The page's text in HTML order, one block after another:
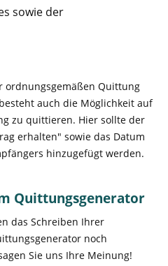
sowie der
ordnungsgemäßen Quittung
auch die Möglichkeit auf
zu quittieren. Hier sollte der
erhalten" sowie das Datum
hinzugefügt werden.
Quittungsgenerator
das Schreiben Ihrer
noch
Sie uns Ihre Meinung!